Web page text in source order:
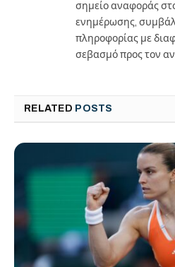
σημείο αναφοράς
ενημέρωσης,
πληροφορίας με
σεβασμό προς τον
RELATED POSTS